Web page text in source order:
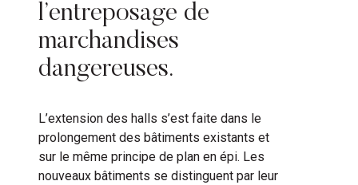
l’entreposage de
marchandises
dangereuses.
L’extension des halls s’est faite dans le
prolongement des bâtiments existants et
sur le même principe de plan en épi. Les
nouveaux bâtiments se distinguent par leur